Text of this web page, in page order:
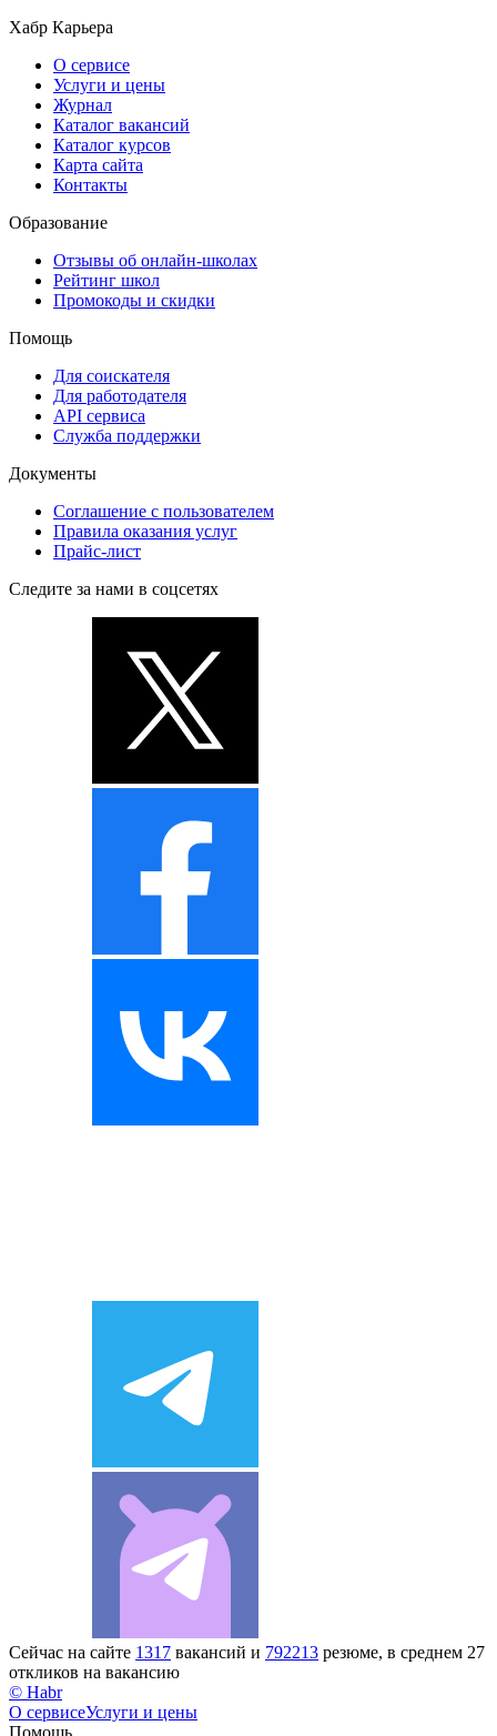
Хабр Карьера
О сервисе
Услуги и цены
Журнал
Каталог вакансий
Каталог курсов
Карта сайта
Контакты
Образование
Отзывы об онлайн-школах
Рейтинг школ
Промокоды и скидки
Помощь
Для соискателя
Для работодателя
API сервиса
Служба поддержки
Документы
Соглашение с пользователем
Правила оказания услуг
Прайс-лист
Следите за нами в соцсетях
Сейчас на сайте 1317 вакансий и 792213 резюме, в среднем 27
откликов на вакансию
© Habr
О сервисеУслуги и цены
Помощь